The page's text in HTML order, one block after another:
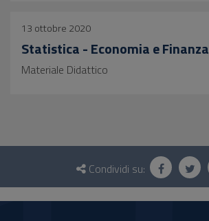
13 ottobre 2020
Statistica - Economia e Finanza
Materiale Didattico
Questionario
social
Condividi su: